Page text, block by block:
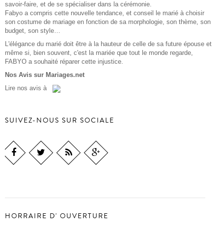
savoir-faire, et de se spécialiser dans la cérémonie.
Fabyo a compris cette nouvelle tendance, et conseil le marié à choisir
son costume de mariage en fonction de sa morphologie, son thème, son
budget, son style…
L'élégance du marié doit être à la hauteur de celle de sa future épouse et
même si, bien souvent, c'est la mariée que tout le monde regarde,
FABYO a souhaité réparer cette injustice.
Nos Avis sur Mariages.net
Lire nos avis à
SUIVEZ-NOUS SUR SOCIALE
HORRAIRE D' OUVERTURE